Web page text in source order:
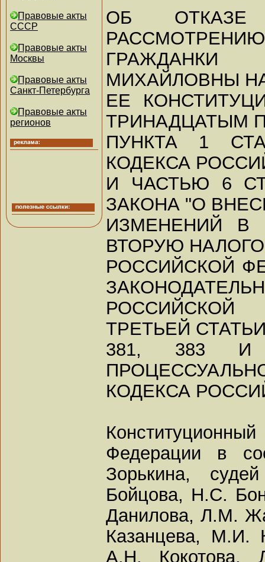
Правовые акты
СССР
Правовые акты
Москвы
Правовые акты
Санкт-Петербурга
Правовые акты
регионов
ОБ
МИХАЙЛОВНЫ
ЕЕ
ТРИНАДЦАТЫМ
ПУНКТА 1
КОДЕКСА
И ЧАСТЬЮ 6
ЗАКОНА "О
ИЗМЕНЕНИЙ В
ВТОРУЮ
РОССИЙСКОЙ
РОССИЙСКОЙ
ТРЕТЬЕЙ
381, 383 И
КОДЕКСА
Федерации в
Зорькина,
Бойцова, Н.С.
Данилова, Л.М.
Казанцева, М.И.
А.Н. Кокотова,